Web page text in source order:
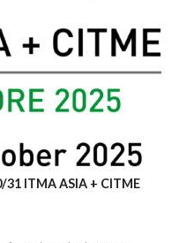
ITMA ASIA + CITME